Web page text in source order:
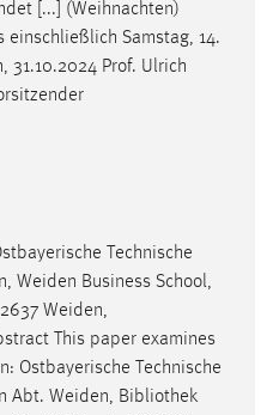
[...] (Weihnachten)
einschließlich Samstag, 14.
, 31.10.2024 Prof. Ulrich
Technische
, Weiden Business School,
Weiden,
This paper examines
Ostbayerische Technische
Abt. Weiden, Bibliothek